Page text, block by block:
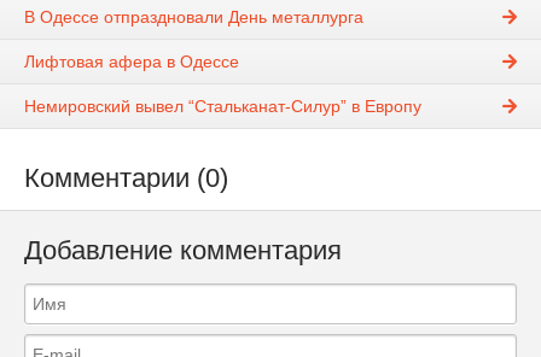
В Одессе отпраздновали День металлурга
Лифтовая афера в Одессе
Немировский вывел “Стальканат-Силур” в Европу
Комментарии (0)
Добавление комментария